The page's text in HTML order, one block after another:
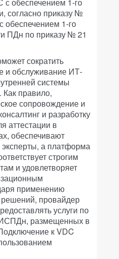
согласно приказу №
1-го
ПДн по приказу № 21
сократить
и обслуживание ИТ-
системы
правило,
сопровождение и
и разработку
аттестации в
обеспечивают
а платформа
строгим
и удовлетворяет
применению
провайдер
услуги по
размещенных в
к VDC